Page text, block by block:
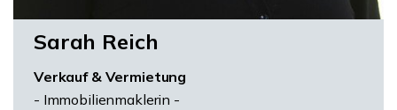
Sarah Reich
Verkauf & Vermietung
- Immobilienmaklerin -